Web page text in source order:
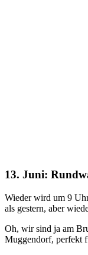
13. Juni:
Wieder wird um 9
als gestern, aber
Oh, wir sind ja am
Muggendorf, perfekt